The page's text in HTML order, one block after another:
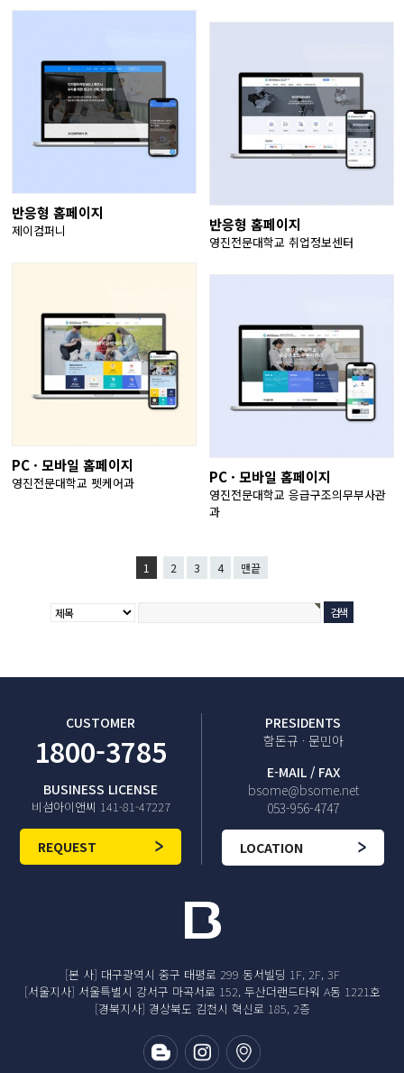
반응형 홈페이지
제이컴퍼니 반응형 홈페이지
영진전문대학교 취업정보센터
PC · 모바일 홈페이지
영진전문대학교 펫케어과 PC · 모바일 홈페이지
영진전문대학교 응급구조의무부사관
과
1 2 3 4 맨끝
CUSTOMER
1800-3785
BUSINESS LICENSE
비섬아이앤씨 141-81-47227
REQUEST
PRESIDENTS
함돈규 · 문민아
E-MAIL / FAX
bsome@bsome.net
053-956-4747
LOCATION
[본 사] 대구광역시 중구 태평로 299 동서빌딩 1F, 2F, 3F
[서울지사] 서울특별시 강서구 마곡서로 152, 두산더랜드타워 A동 1221호
[경북지사] 경상북도 김천시 혁신로 185, 2층